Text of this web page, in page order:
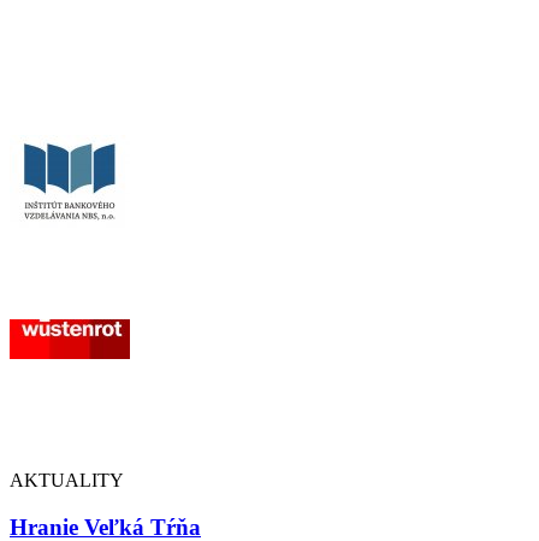
AKTUALITY
Hranie Veľká Tŕňa